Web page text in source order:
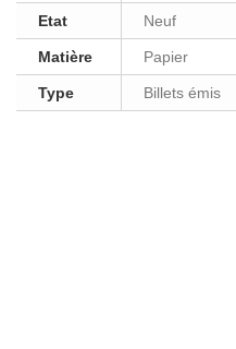
Etat Neuf
Matière Papier
Type Billets émis